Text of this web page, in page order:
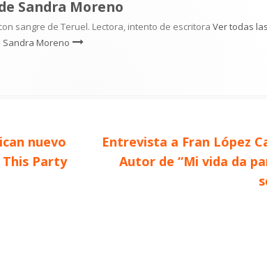
Sandra Moreno
sangre de Teruel. Lectora, intento de escritora Ver todas las
Moreno
nuevo
This Party
Artículo
siguiente
Entrevista a Fran López
Autor de “Mi vida da